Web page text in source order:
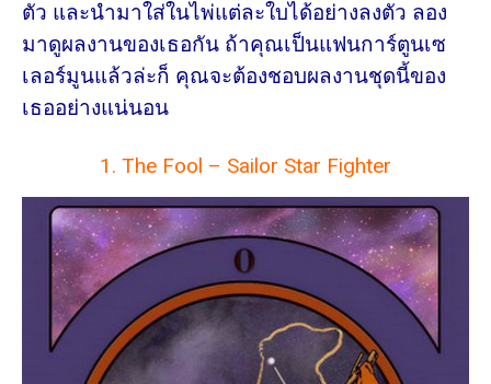
ตัว และนำมาใส่ในไพ่แต่ละใบได้อย่างลงตัว ลอง
มาดูผลงานของเธอกัน ถ้าคุณเป็นแฟนการ์ตูนเซ
เลอร์มูนแล้วล่ะก็ คุณจะต้องชอบผลงานชุดนี้ของ
เธออย่างแน่นอน
1. The Fool – Sailor Star Fighter